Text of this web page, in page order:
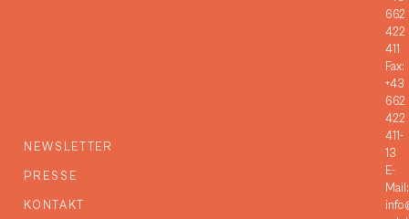
NEWSLETTER
PRESSE
KONTAKT
662
422
411
Fax:
+43
662
422
411-
13
E-
Mail: